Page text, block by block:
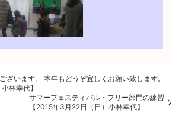
ざいます。 本年もどうぞ宜しくお願い致します。
林幸代】
サマーフェスティバル・フリー部門の練習
【2015年3月22日（日）小林幸代】